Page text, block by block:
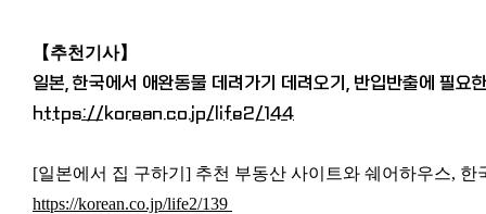
【추천기사】
일본, 한국에서 애완동물 데려가기 데려오기, 반입반출에 필요
https://korean.co.jp/life2/144
[일본에서 집 구하기] 추천 부동산 사이트와 쉐어하우스, 한
https://korean.co.jp/life2/139